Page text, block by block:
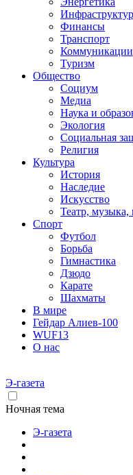
Финансы
Транспорт
Коммуникации
Туризм
Общество
Социум
Медиа
Наука и
Экология
Социальная
Религия
Культура
История
Наследие
Искусство
Театр, музыка,
Спорт
Футбол
Борьба
Гимнастика
Дзюдо
Карате
Шахматы
В мире
Гейдар Алиев-100
WUF13
О нас
Э-газета
Ночная тема
Э-газета